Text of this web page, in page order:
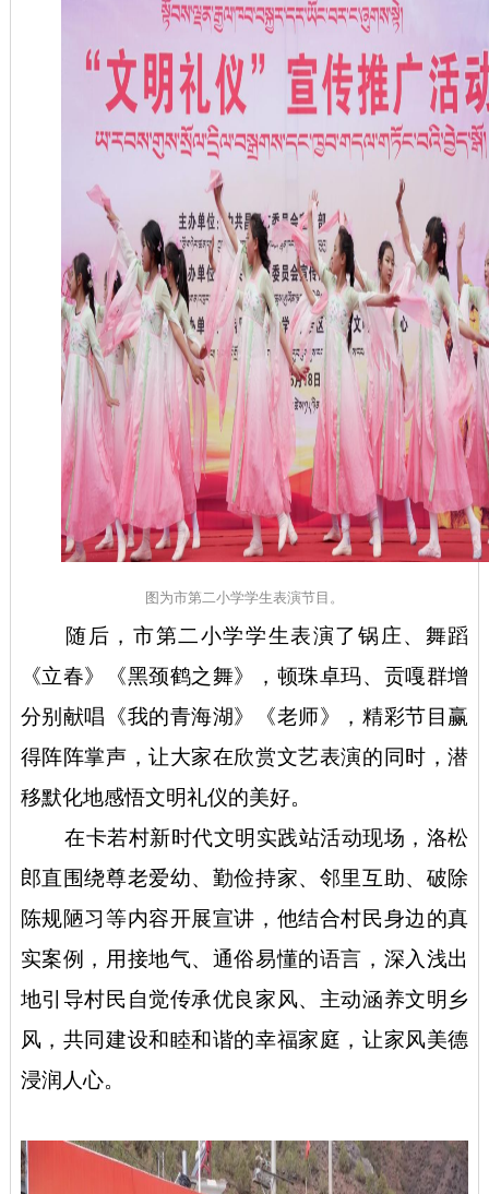
图为市第二小学学生表演节目。
随后，市第二小学学生表演了锅庄、舞蹈
《立春》《黑颈鹤之舞》，顿珠卓玛、贡嘎群增
分别献唱《我的青海湖》《老师》，精彩节目赢
得阵阵掌声，让大家在欣赏文艺表演的同时，潜
移默化地感悟文明礼仪的美好。
在卡若村新时代文明实践站活动现场，洛松
郎直围绕尊老爱幼、勤俭持家、邻里互助、破除
陈规陋习等内容开展宣讲，他结合村民身边的真
实案例，用接地气、通俗易懂的语言，深入浅出
地引导村民自觉传承优良家风、主动涵养文明乡
风，共同建设和睦和谐的幸福家庭，让家风美德
浸润人心。